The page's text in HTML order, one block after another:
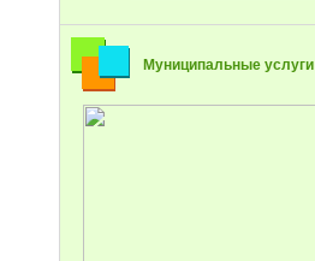
Муниципальные услуги